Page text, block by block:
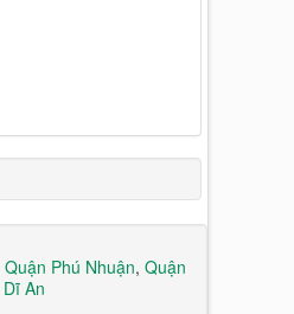
Quận Phú Nhuận, Quận
Dĩ An